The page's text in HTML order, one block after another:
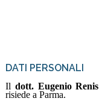
DATI PERSONALI
Il dott. Eugenio Renis
risiede a Parma.